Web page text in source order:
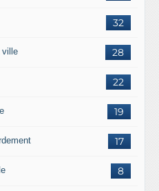
32
28
ville
22
19
17
8